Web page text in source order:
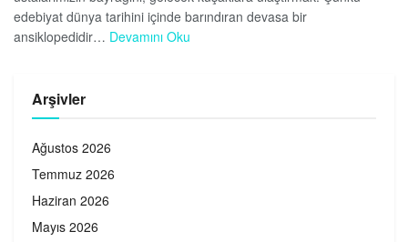
edebiyat dünya tarihini içinde barındıran devasa bir
ansiklopedidir… Devamını Oku
Arşivler
Ağustos 2026
Temmuz 2026
Haziran 2026
Mayıs 2026